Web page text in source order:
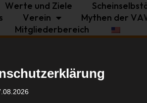
Werte und Ziele
Verein
Mythen der
Mitgliederbereich